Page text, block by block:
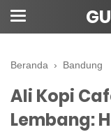
Beranda › Bandung
Ali Kopi
Lembang: